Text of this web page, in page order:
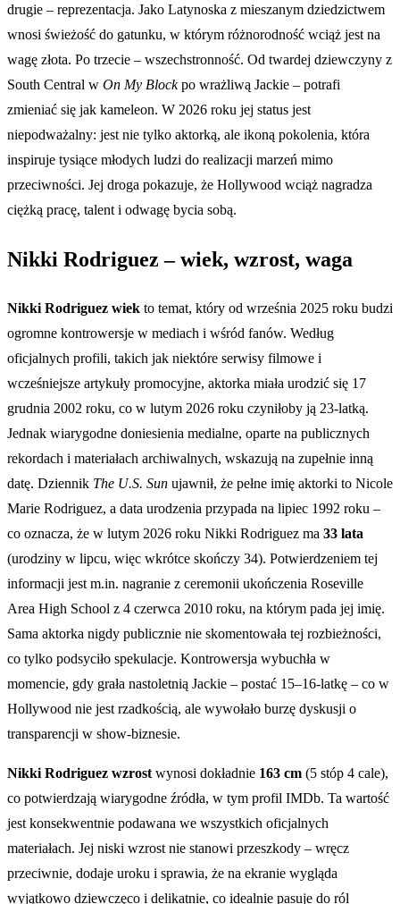
drugie – reprezentacja. Jako Latynoska z mieszanym dziedzictwem
wnosi świeżość do gatunku, w którym różnorodność wciąż jest na
wagę złota. Po trzecie – wszechstronność. Od twardej dziewczyny z
South Central w On My Blockpo wrażliwą Jackie – potrafi
zmieniać się jak kameleon. W 2026 roku jej status jest
niepodważalny: jest nie tylko aktorką, ale ikoną pokolenia, która
inspiruje tysiące młodych ludzi do realizacji marzeń mimo
przeciwności. Jej droga pokazuje, że Hollywood wciąż nagradza
ciężką pracę, talent i odwagę bycia sobą.
Nikki Rodriguez – wiek, wzrost, waga
Nikki Rodriguez wiek to temat, który od września 2025 roku budzi
ogromne kontrowersje w mediach i wśród fanów. Według
oficjalnych profili, takich jak niektóre serwisy filmowe i
wcześniejsze artykuły promocyjne, aktorka miała urodzić się 17
grudnia 2002 roku, co w lutym 2026 roku czyniłoby ją 23-latką.
Jednak wiarygodne doniesienia medialne, oparte na publicznych
rekordach i materiałach archiwalnych, wskazują na zupełnie inną
datę. Dziennik The U.S. Sun ujawnił, że pełne imię aktorki to Nicole
Marie Rodriguez, a data urodzenia przypada na lipiec 1992 roku –
co oznacza, że w lutym 2026 roku Nikki Rodriguez ma 33 lata
(urodziny w lipcu, więc wkrótce skończy 34). Potwierdzeniem tej
informacji jest m.in. nagranie z ceremonii ukończenia Roseville
Area High School z 4 czerwca 2010 roku, na którym pada jej imię.
Sama aktorka nigdy publicznie nie skomentowała tej rozbieżności,
co tylko podsyciło spekulacje. Kontrowersja wybuchła w
momencie, gdy grała nastoletnią Jackie – postać 15–16-latkę – co w
Hollywood nie jest rzadkością, ale wywołało burzę dyskusji o
transparencji w show-biznesie.
Nikki Rodriguez wzrostwynosi dokładnie 163 cm (5 stóp 4 cale),
co potwierdzają wiarygodne źródła, w tym profil IMDb. Ta wartość
jest konsekwentnie podawana we wszystkich oficjalnych
materiałach. Jej niski wzrost nie stanowi przeszkody – wręcz
przeciwnie, dodaje uroku i sprawia, że na ekranie wygląda
wyjątkowo dziewczęco i delikatnie, co idealnie pasuje do ról